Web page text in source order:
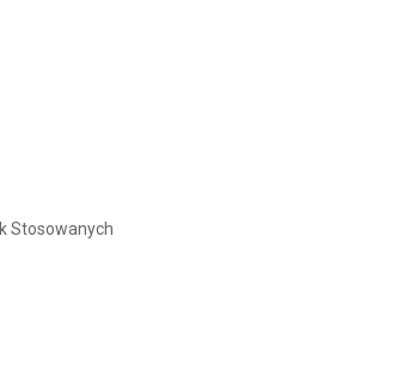
Stosowanych